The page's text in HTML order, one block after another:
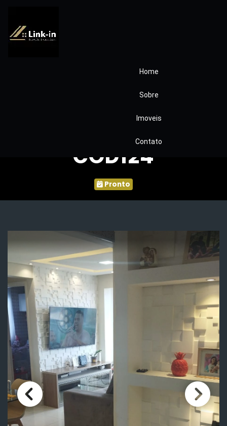
Home
Sobre
Imoveis
Contato
Apartamento
Condominio Vila do
Bosque Itapevi SP
COD124
Pronto